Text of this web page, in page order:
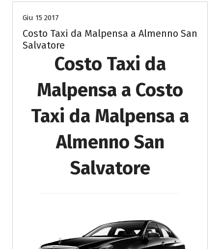
Giu 15 2017
Costo Taxi da Malpensa a Almenno San
Salvatore
Costo Taxi da
Malpensa a Costo
Taxi da Malpensa a
Almenno San
Salvatore